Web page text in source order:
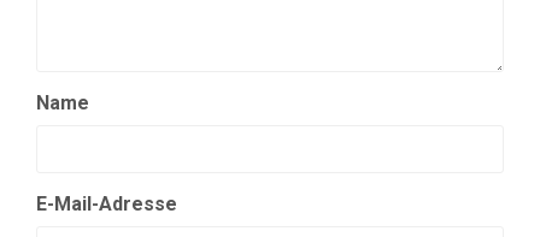
Name
E-Mail-Adresse